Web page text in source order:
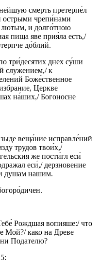
смерть претерпе́л
острыми чрепи́нами
лютым, и долго́тною
пища яве прия́ла есть,/
до́блий.
три́десятих днех су́ши
служением,/ к
Боже́ственное
Церкве
на́ших,/ Богоносне
веща́ние исправле́ний
трудов твои́х,/
же пости́гл еси́
еси́,/ дерзновение
душам нашим.
Рождшая вопияше:/ что
Мой?/ како на Древе
Подателю?